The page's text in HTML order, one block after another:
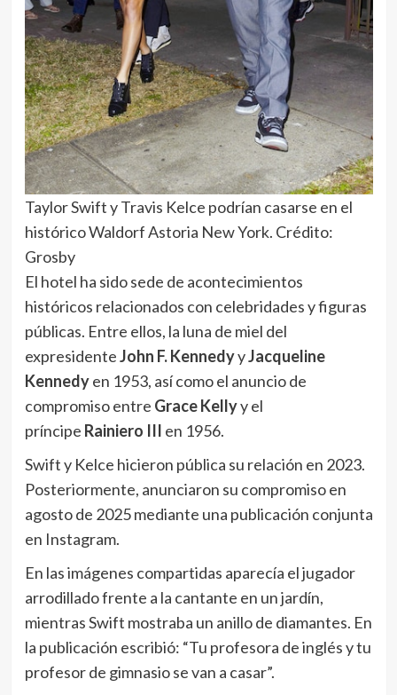
Taylor Swift y Travis Kelce podrían casarse en el
histórico Waldorf Astoria New York. Crédito:
Grosby
El hotel ha sido sede de acontecimientos
históricos relacionados con celebridades y figuras
públicas. Entre ellos, la luna de miel del
expresidenteJohn F. KennedyyJacqueline
Kennedyen 1953, así como el anuncio de
compromiso entre Grace Kellyy el
príncipe Rainiero III en 1956.
Swift y Kelce hicieron pública su relación en 2023.
Posteriormente, anunciaron su compromiso en
agosto de 2025 mediante una publicación conjunta
en Instagram.
En las imágenes compartidas aparecía el jugador
arrodillado frente a la cantante en un jardín,
mientras Swift mostraba un anillo de diamantes. En
la publicación escribió: “Tu profesora de inglés y tu
profesor de gimnasio se van a casar”.